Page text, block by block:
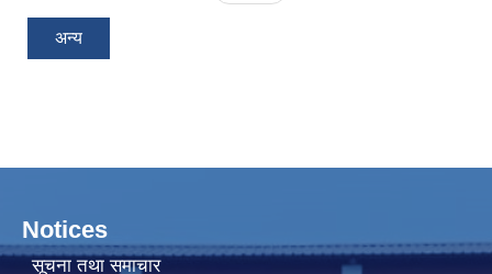
अन्य
Notices
सूचना तथा समाचार